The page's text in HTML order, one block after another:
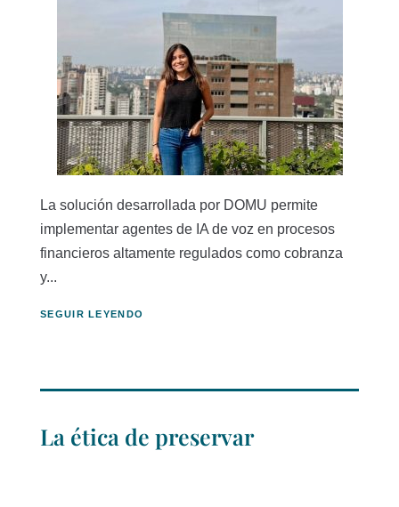
La solución desarrollada por DOMU permite
implementar agentes de IA de voz en procesos
financieros altamente regulados como cobranza
y...
SEGUIR LEYENDO
La ética de preservar